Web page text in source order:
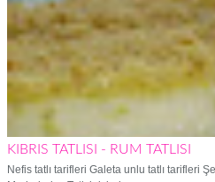
KIBRIS TATLISI - RUM TATLISI
Nefis tatlı tarifleri Galeta unlu tatlı tarifleri